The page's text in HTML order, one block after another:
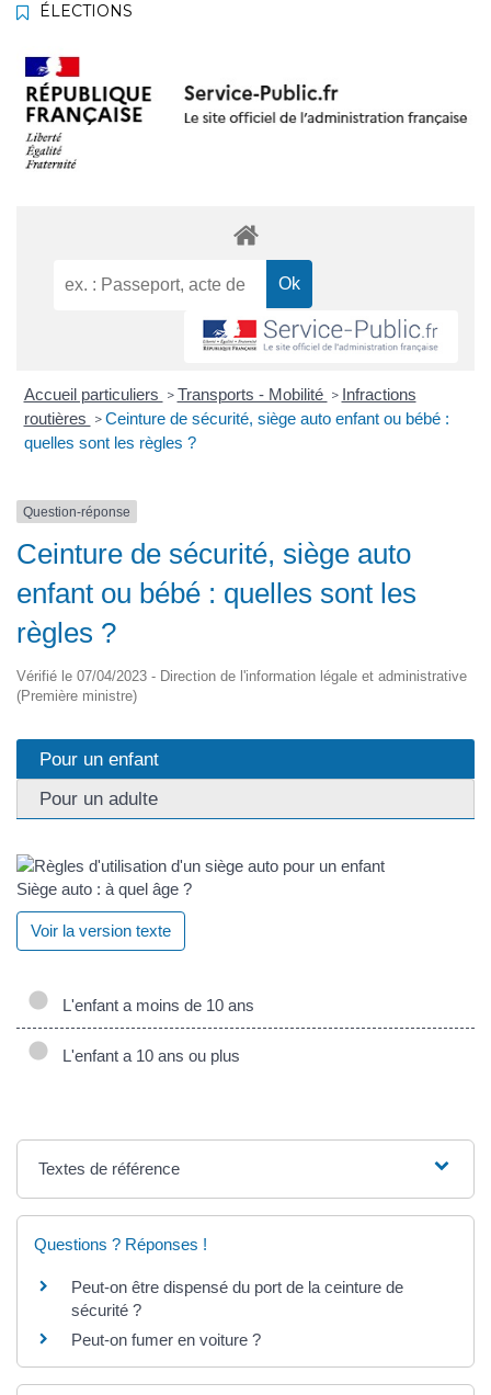
ÉLECTIONS
Accueil particuliers > Transports - Mobilité > Infractions
routières > Ceinture de sécurité, siège auto enfant ou bébé :
quelles sont les règles ?
Question-réponse
Ceinture de sécurité, siège auto
enfant ou bébé : quelles sont les
règles ?
Vérifié le 07/04/2023 - Direction de l'information légale et administrative
(Première ministre)
Pour un enfant
Pour un adulte
Siège auto : à quel âge ?
Voir la version texte
L'enfant a moins de 10 ans
L'enfant a 10 ans ou plus
Textes de référence
Questions ? Réponses !
Peut-on être dispensé du port de la ceinture de
sécurité ?
Peut-on fumer en voiture ?